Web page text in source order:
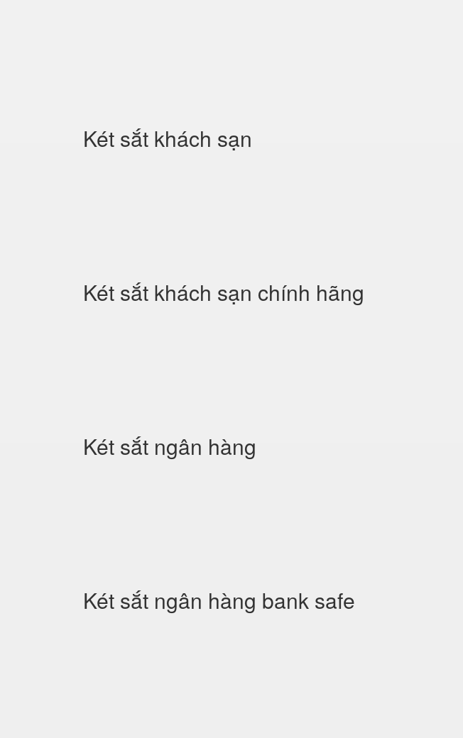
Két sắt khách sạn
Két sắt khách sạn chính hãng
Két sắt ngân hàng
Két sắt ngân hàng bank safe